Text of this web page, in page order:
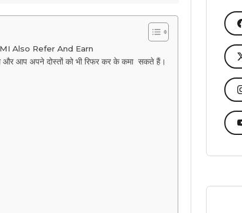
Also Refer And Earn
और आप अपने दोस्तों को भी रिफर कर के कमा सकते हैं।